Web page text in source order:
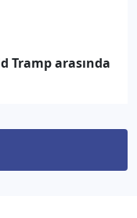
Tramp arasında